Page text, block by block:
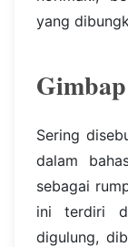
yang
Sering
dalam
sebagai
ini terdiri
digulung,